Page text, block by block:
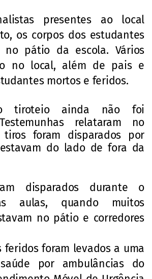
presentes ao local
os corpos dos estudantes
no pátio da escola. Vários
no local, além de pais e
mortos e feridos.
tiroteio ainda não foi
Testemunhas relataram no
foram disparados por
do lado de fora da
disparados durante o
aulas, quando muitos
no pátio e corredores
feridos foram levados a uma
por ambulâncias do